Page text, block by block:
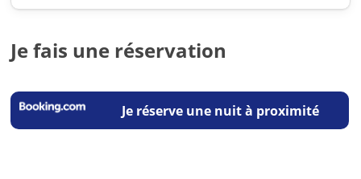
Je fais une réservation
Je réserve une nuit à proximité